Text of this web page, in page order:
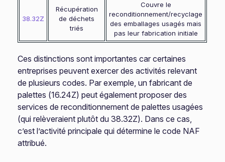
38.32Z
Récupération
de déchets
triés
Couvre le
reconditionnement/recyclage
des emballages usagés mais
pas leur fabrication initiale
Ces distinctions sont importantes car certaines
entreprises peuvent exercer des activités relevant
de plusieurs codes. Par exemple, un fabricant de
palettes (16.24Z) peut également proposer des
services de reconditionnement de palettes usagées
(qui relèveraient plutôt du 38.32Z). Dans ce cas,
c’est l’activité principale qui détermine le code NAF
attribué.